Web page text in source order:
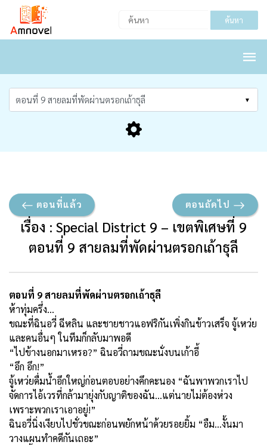
ค้นหา
ตอนที่แล้ว ตอนถัดไป
เรื่อง : Special District 9 – เขตพิเศษที่ 9
ตอนที่ 9 สายลมที่พัดผ่านตรอกเถ้าธุลี
ตอนที่ 9 สายลมที่พัดผ่านตรอกเถ้าธุลี
ห้าทุ่มครึ่ง...
ขณะที่ฉินอวี่ ฉีหลิน และชายชาวแอฟริกันเพิ่งกินข้าวเสร็จ จู้เหว่ย
และคนอื่นๆ ในทีมก็กลับมาพอดี
“ไปข้างนอกมาเหรอ?” ฉินอวี่ถามขณะนั่งบนเก้าอี้
“อึก อึก!”
จู้เหว่ยดื่มน้ำอึกใหญ่ก่อนตอบอย่างคึกคะนอง “ฉันพาพวกเราไป
จัดการไอ้เวรที่กล้ามายุ่งกับญาติของฉัน...แต่นายไม่ต้องห่วง
เพราะพวกเราเอาอยู่!”
ฉินอวี่นิ่งเงียบไปชั่วขณะก่อนพยักหน้าด้วยรอยยิ้ม “อืม...งั้นมา
วางแผนทำคดีกันเถอะ”